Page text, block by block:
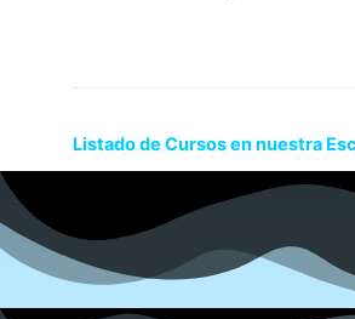
Listado de Cursos en nuestra